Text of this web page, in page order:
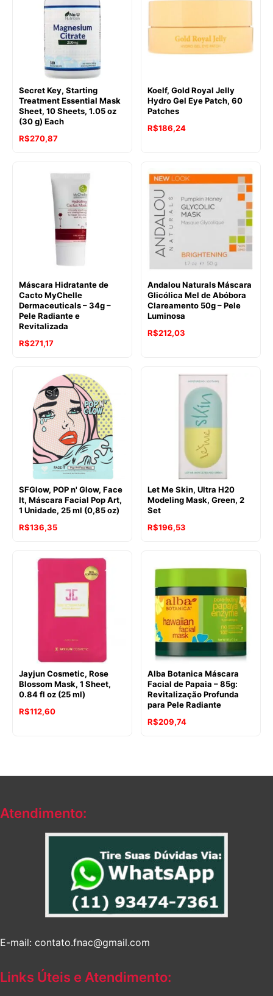
Secret Key, Starting
Treatment Essential Mask
Sheet, 10 Sheets, 1.05 oz
(30 g) Each
R$270,87
Koelf, Gold Royal Jelly
Hydro Gel Eye Patch, 60
Patches
R$186,24
Máscara Hidratante de
Cacto MyChelle
Dermaceuticals – 34g –
Pele Radiante e
Revitalizada
R$271,17
Andalou Naturals Máscara
Glicólica Mel de Abóbora
Clareamento 50g – Pele
Luminosa
R$212,03
SFGlow, POP n' Glow, Face
It, Máscara Facial Pop Art,
1 Unidade, 25 ml (0,85 oz)
R$136,35
Let Me Skin, Ultra H20
Modeling Mask, Green, 2
Set
R$196,53
Jayjun Cosmetic, Rose
Blossom Mask, 1 Sheet,
0.84 fl oz (25 ml)
R$112,60
Alba Botanica Máscara
Facial de Papaia – 85g:
Revitalização Profunda
para Pele Radiante
R$209,74
Atendimento:
E-mail: contato.fnac@gmail.com
Links Úteis e Atendimento: